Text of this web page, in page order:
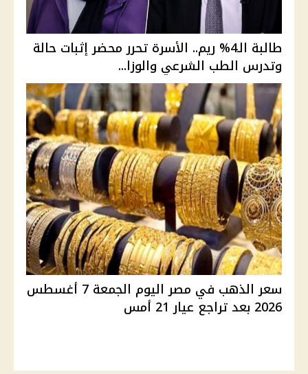
طالبة الـ4% ريم.. الأسرة تحرر محضر إثبات حالة
وتدرس الطب الشرعي والوزا...
سعر الذهب في مصر اليوم الجمعة 7 أغسطس
2026 بعد تراجع عيار 21 أمس